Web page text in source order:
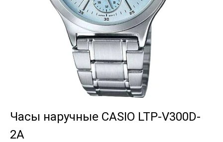
Часы наручные CASIO LTP-V300D-
2A